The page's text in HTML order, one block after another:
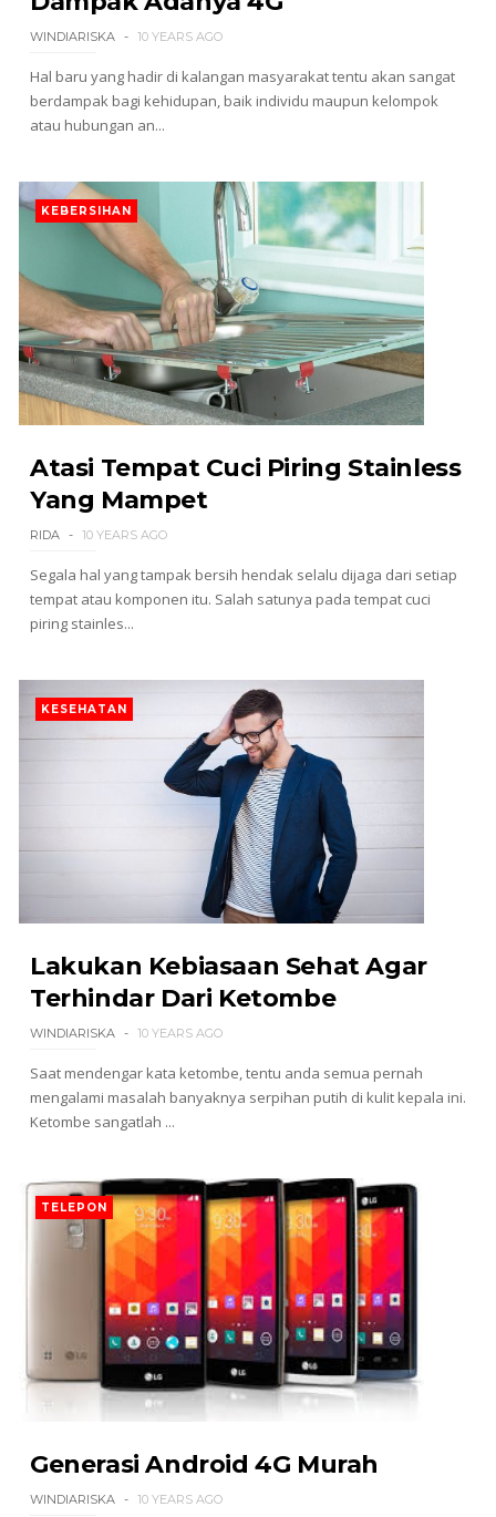
WINDIARISKA 10 YEARS AGO
Hal baru yang hadir di kalangan masyarakat tentu akan sangat
berdampak bagi kehidupan, baik individu maupun kelompok
atau hubungan an...
KEBERSIHAN
Atasi Tempat Cuci Piring Stainless
Yang Mampet
RIDA 10 YEARS AGO
Segala hal yang tampak bersih hendak selalu dijaga dari setiap
tempat atau komponen itu. Salah satunya pada tempat cuci
piring stainles...
KESEHATAN
Lakukan Kebiasaan Sehat Agar
Terhindar Dari Ketombe
WINDIARISKA 10 YEARS AGO
Saat mendengar kata ketombe, tentu anda semua pernah
mengalami masalah banyaknya serpihan putih di kulit kepala ini.
Ketombe sangatlah ...
TELEPON
Generasi Android 4G Murah
WINDIARISKA 10 YEARS AGO